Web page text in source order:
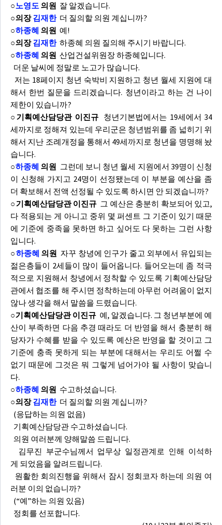
○노영도 의원 잘 알겠습니다.
○의장김재한더 질의할 의원 계십니까?
○하종혜 의원 예!
○의장김재한하종혜 의원 질의해 주시기 바랍니다.
○하종혜 의원 산업건설위원장 하종혜입니다.
더운 날씨에 정말로 노고가 많습니다.
저는 18페이지 청년 숙박비 지원하고 청년 월세 지원에 대
해서 한번 질문을 드리겠습니다. 청년이라고 하는 건 나이
제한이 있습니까?
○기획예산담당관 이진규청년기본법에서는 19세에서 34
세까지로 정해져 있는데 우리군은 청년범위를 좀 넓히기 위
해서 지난 조례개정을 통해서 49세까지로 청년을 명명해 놨
습니다.
○하종혜 의원 그런데 보니 청년 월세 지원에서 39명이 신청
이 신청해 가지고 24명이 선정됐는데 이 부분을 예산을 좀
더 확보해서 전액 선정될 수 있도록 하시면 안 되겠습니까?
○기획예산담당관 이진규 그 예산은 충분히 확보되어 있고,
다 적용되는 게 아니고 중위 몇 퍼센트 그 기준이 있기 때문
에 기준에 중족을 못하면 하고 싶어도 다 못하는 그런 사항
입니다.
○하종혜 의원 자꾸 창녕에 인구가 줄고 외부에서 유입되는
젊은층들이 2세들이 많이 들어옵니다. 들어오는데 좀 적극
적으로 지원해서 창녕에서 정착할 수 있도록 기획예산담당
관에서 협조를 해 주시면 정착하는데 아무런 어려움이 없지
않나 생각을 해서 말씀을 드렸습니다.
○기획예산담당관 이진규 예, 알겠습니다. 그 청년부분에 예
산이 부족하면 다음 추경 때라도 더 반영을 해서 충분히 해
당자가 수혜를 받을 수 있도록 예산은 반영을 할 것이고 그
기준에 충족 못하게 되는 부분에 대해서는 우리도 어쩔 수
없기 때문에 그것은 뭐 그렇게 넘어가야 될 사항이 맞습니
다.
○하종혜 의원 수고하셨습니다.
○의장김재한더 질의할 의원 계십니까?
(응답하는 의원 없음)
기획예산담당관 수고하셨습니다.
의원 여러분께 양해말씀 드립니다.
김무진 부군수님께서 업무상 일정관계로 인해 이석하
게 되었음을 알려드립니다.
원활한 회의진행을 위해서 잠시 정회코자 하는데 의원 여
러분 이의 없습니까?
(“예”하는 의원 있음)
정회를 선포합니다.